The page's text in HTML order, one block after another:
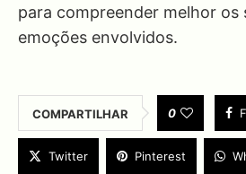
para compreender melhor os
emoções envolvidos.
COMPARTILHAR 0
Twitter Pinterest